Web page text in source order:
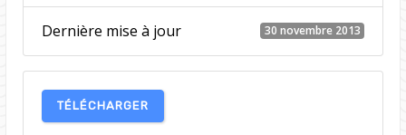
Dernière mise à jour 30 novembre 2013
TÉLÉCHARGER